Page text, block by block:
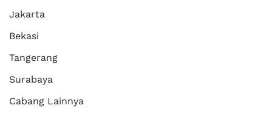
Jakarta
Bekasi
Tangerang
Surabaya
Cabang Lainnya